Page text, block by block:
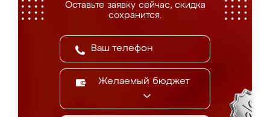
Оставьте заявку сейчас, скидка
сохранится.
Желаемый бюджет